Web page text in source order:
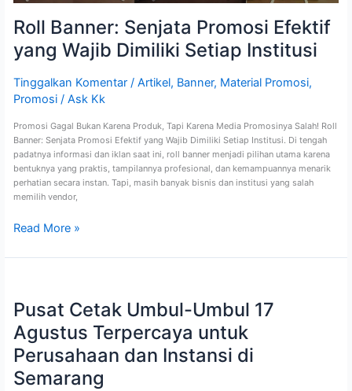
Roll Banner: Senjata Promosi Efektif
yang Wajib Dimiliki Setiap Institusi
Tinggalkan Komentar / Artikel, Banner, Material Promosi,
Promosi/ Ask Kk
Promosi Gagal Bukan Karena Produk, Tapi Karena Media Promosinya Salah! Roll
Banner: Senjata Promosi Efektif yang Wajib Dimiliki Setiap Institusi. Di tengah
padatnya informasi dan iklan saat ini, roll banner menjadi pilihan utama karena
bentuknya yang praktis, tampilannya profesional, dan kemampuannya menarik
perhatian secara instan. Tapi, masih banyak bisnis dan institusi yang salah
memilih vendor,
Read More »
Pusat Cetak Umbul-Umbul 17
Agustus Terpercaya untuk
Perusahaan dan Instansi di
Semarang
Umbul-
Umbul
17
Agustus
Terpercaya
untuk